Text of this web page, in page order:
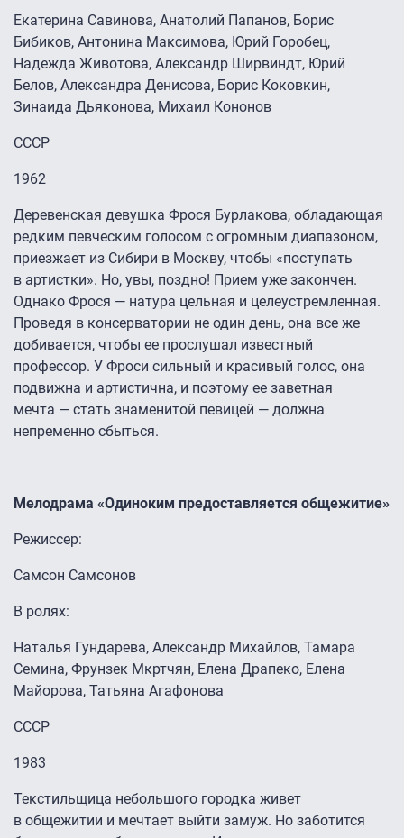
Екатерина Савинова, Анатолий Папанов, Борис
Бибиков, Антонина Максимова, Юрий Горобец,
Надежда Животова, Александр Ширвиндт, Юрий
Белов, Александра Денисова, Борис Коковкин,
Зинаида Дьяконова, Михаил Кононов
СССР
1962
Деревенская девушка Фрося Бурлакова, обладающая
редким певческим голосом с огромным диапазоном,
приезжает из Сибири в Москву, чтобы «поступать
в артистки». Но, увы, поздно! Прием уже закончен.
Однако Фрося — натура цельная и целеустремленная.
Проведя в консерватории не один день, она все же
добивается, чтобы ее прослушал известный
профессор. У Фроси сильный и красивый голос, она
подвижна и артистична, и поэтому ее заветная
мечта — стать знаменитой певицей — должна
непременно сбыться.
Мелодрама «Одиноким предоставляется общежитие»
Режиссер:
Самсон Самсонов
В ролях:
Наталья Гундарева, Александр Михайлов, Тамара
Семина, Фрунзек Мкртчян, Елена Драпеко, Елена
Майорова, Татьяна Агафонова
СССР
1983
Текстильщица небольшого городка живет
в общежитии и мечтает выйти замуж. Но заботится